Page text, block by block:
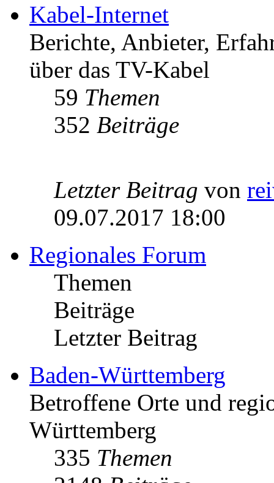
Kabel-Internet
Berichte, Anbieter,
über das TV-Kabel
59 Themen
352 Beiträge
Letzter Beitrag von
09.07.2017 18:00
Regionales Forum
Themen
Beiträge
Letzter Beitrag
Baden-Württemberg
Betroffene Orte und
Württemberg
335 Themen